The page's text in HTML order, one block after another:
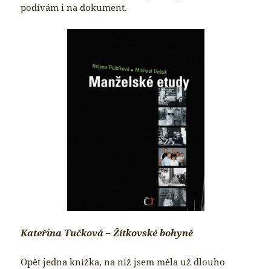
podívám i na dokument.
Kateřina Tučková – Žítkovské bohyně
Opět jedna knížka, na níž jsem měla už dlouho